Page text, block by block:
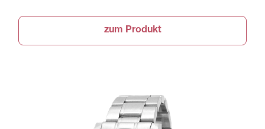
zum Produkt